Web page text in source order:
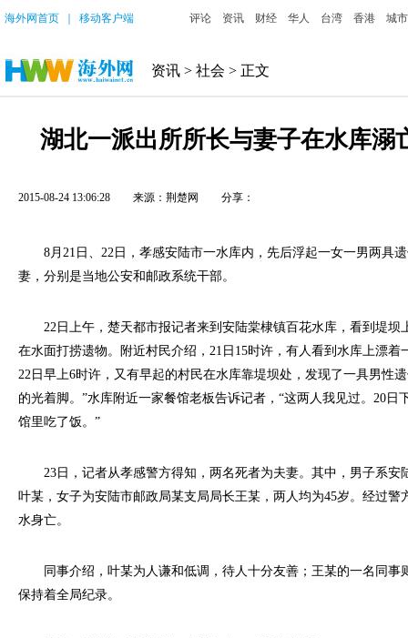
海外网首页 移动客户端 评论 资讯 财经 华人 台湾 香港 城市
资讯 > 社会 > 正文
湖北一派出所所长与妻子在水库溺
2015-08-24 13:06:28 来源：荆楚网 分享：
8月21日、22日，孝感安陆市一水库内，先后浮起一女一男两具
妻，分别是当地公安和邮政系统干部。
22日上午，楚天都市报记者来到安陆棠棣镇百花水库，看到堤坝
在水面打捞遗物。附近村民介绍，21日15时许，有人看到水库上漂着
22日早上6时许，又有早起的村民在水库靠堤坝处，发现了一具男性
的光着脚。”水库附近一家餐馆老板告诉记者，“这两人我见过。20日
馆里吃了饭。”
23日，记者从孝感警方得知，两名死者为夫妻。其中，男子系安
叶某，女子为安陆市邮政局某支局局长王某，两人均为45岁。经过警
水身亡。
同事介绍，叶某为人谦和低调，待人十分友善；王某的一名同事
保持着全局纪录。